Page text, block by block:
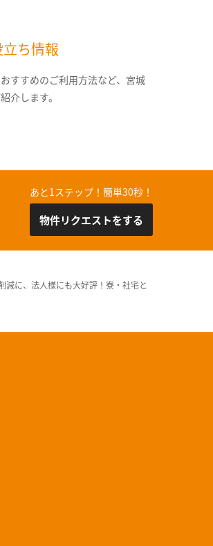
ち情報
すすめのご利用方法など、宮城
介します。
あと1ステップ！簡単30秒！
物件リクエストをする
減に、法人様にも大好評！寮・社宅と